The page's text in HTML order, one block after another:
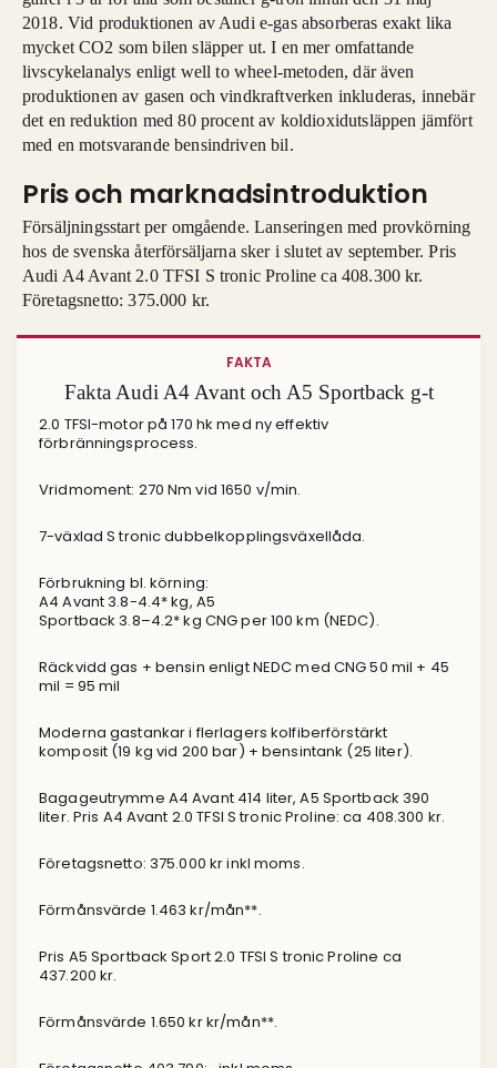
2018. Vid produktionen av Audi e-gas absorberas exakt lika
mycket CO2 som bilen släpper ut. I en mer omfattande
livscykelanalys enligt well to wheel-metoden, där även
produktionen av gasen och vindkraftverken inkluderas, innebär
det en reduktion med 80 procent av koldioxidutsläppen jämfört
med en motsvarande bensindriven bil.
Pris och marknadsintroduktion
Försäljningsstart per omgående. Lanseringen med provkörning
hos de svenska återförsäljarna sker i slutet av september. Pris
Audi A4 Avant 2.0 TFSI S tronic Proline ca 408.300 kr.
Företagsnetto: 375.000 kr.
FAKTA
Fakta Audi A4 Avant och A5 Sportback g-t
2.0 TFSI-motor på 170 hk med ny effektiv
förbränningsprocess.
Vridmoment: 270 Nm vid 1650 v/min.
7-växlad S tronic dubbelkopplingsväxellåda.
Förbrukning bl. körning:
A4 Avant 3.8-4.4* kg, A5
Sportback 3.8–4.2* kg CNG per 100 km (NEDC).
Räckvidd gas + bensin enligt NEDC med CNG 50 mil + 45
mil = 95 mil
Moderna gastankar i flerlagers kolfiberförstärkt
komposit (19 kg vid 200 bar) + bensintank (25 liter).
Bagageutrymme A4 Avant 414 liter, A5 Sportback 390
liter. Pris A4 Avant 2.0 TFSI S tronic Proline: ca 408.300 kr.
Företagsnetto: 375.000 kr inkl moms.
Förmånsvärde 1.463 kr/mån**.
Pris A5 Sportback Sport 2.0 TFSI S tronic Proline ca
437.200 kr.
Förmånsvärde 1.650 kr kr/mån**.